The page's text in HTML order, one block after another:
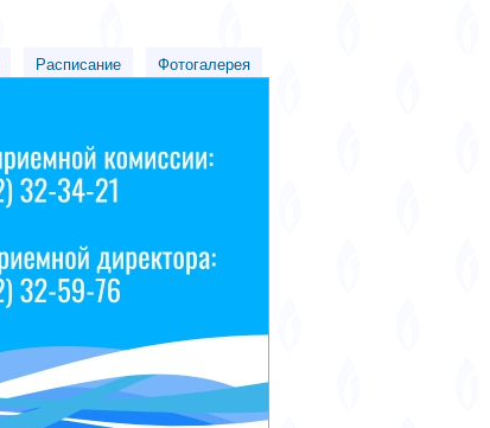
Расписание Фотогалерея